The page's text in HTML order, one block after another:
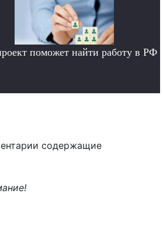
поможет найти работу в РФ
содержащие